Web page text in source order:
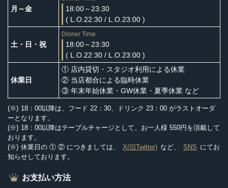
月～金
18:00～23:30
( L.O.22:30 / L.O.23:00 )
土・日・祝
Dinner Time
18:00～23:30
( L.O.22:30 / L.O.23:00 )
休業日
① 店内貸切・スタジオ利用による休業
② 当店都合による臨時休業
③ 年末年始休業・GW休業・夏季休業 など
18：00以降は、フード 22：30、ドリンク 23：00 がラストオーダ
ーとなります。
18：00以降はテーブルチャージとして、お一人様 550円を頂戴して
おります。
休業日の ① ② につきましては、
X(旧Twitter) など、 SNS にてお
知らせしております。
お支払い方法